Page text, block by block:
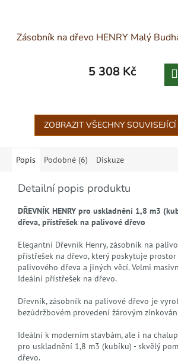
Zásobník na dřevo HENRY Malý
5 308 Kč
ZOBRAZIT VŠECHNY
Popis Podobné (6) Diskuze
Detailní popis produktu
DŘEVNÍK HENRY pro uskladnění 1,8 m3
dřeva, přístřešek na palivové dřevo
Elegantní Dřevník Henry, zásobník na
přístřešek na dřevo, který poskytuje
palivového dřeva a jiných věcí. Velmi
Ideální přístřešek na dřevo.
Dřevník, zásobník na palivové dřevo je
bezúdržbovém provedení žárovým
Ideální k moderním stavbám, ale i na
pro uskladnění 1,8 m3 (kubíku) - skvělý
dřevo.